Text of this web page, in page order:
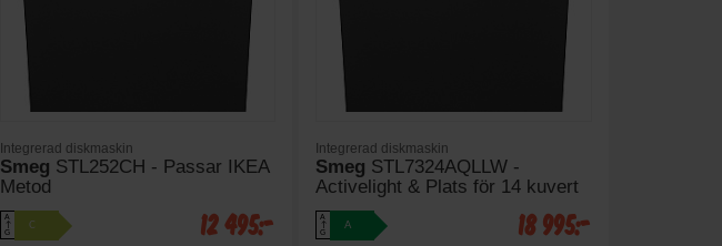
Integrerad diskmaskin
Smeg STL252CH - Passar IKEA
Metod
A
↑
G
C 12 495:-
Integrerad diskmaskin
Smeg STL7324AQLLW -
Activelight & Plats för 14 kuvert
A
↑
G
A 18 995:-